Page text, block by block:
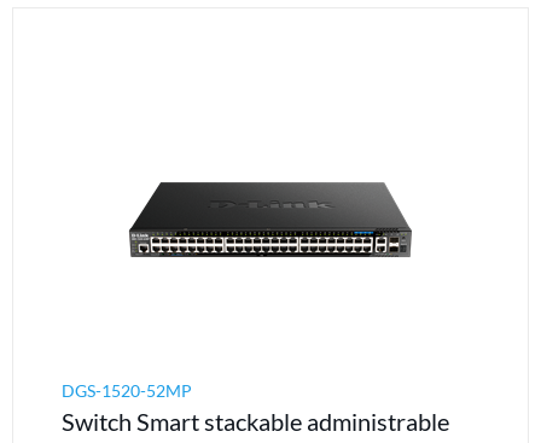
DGS-1520-52MP
Switch Smart stackable administrable